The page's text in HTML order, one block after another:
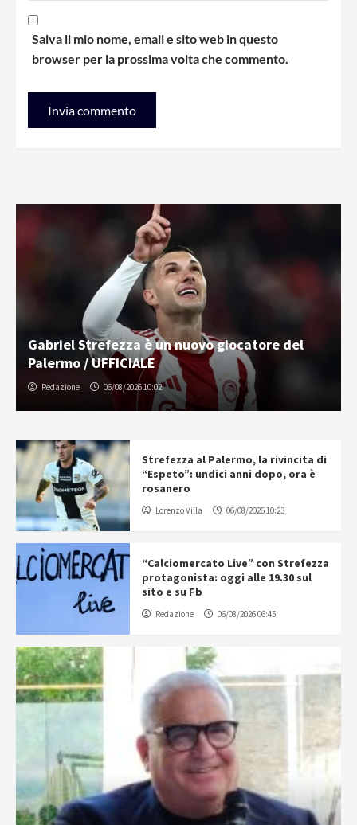
Salva il mio nome, email e sito web in questo
browser per la prossima volta che commento.
Gabriel Strefezza è un nuovo giocatore del
Palermo / UFFICIALE
Redazione 06/08/2026 10:02
Strefezza al Palermo, la rivincita di
“Espeto”: undici anni dopo, ora è
rosanero
Lorenzo Villa 06/08/2026 10:23
“Calciomercato Live” con Strefezza
protagonista: oggi alle 19.30 sul
sito e su Fb
Redazione 06/08/2026 06:45